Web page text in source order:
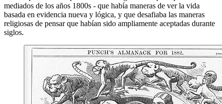
mediados de los años 1800s - que había maneras de ver la vida
basada en evidencia nueva y lógica, y que desafiaba las maneras
religiosas de pensar que habían sido ampliamente aceptadas durante
siglos.